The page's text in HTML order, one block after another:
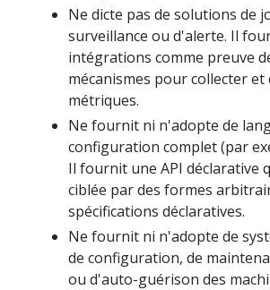
Ne dicte pas de solutions de
surveillance ou d'alerte. Il
intégrations comme preuve
mécanismes pour collecter
métriques.
Ne fournit ni n'adopte de
configuration complet (par
Il fournit une API déclarative
ciblée par des formes
spécifications déclaratives.
Ne fournit ni n'adopte de
de configuration, de
ou d'auto-guérison des